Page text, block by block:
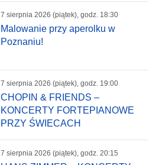
7 sierpnia 2026 (piątek), godz. 18:30
Malowanie przy aperolku w
Poznaniu!
7 sierpnia 2026 (piątek), godz. 19:00
CHOPIN & FRIENDS –
KONCERTY FORTEPIANOWE
PRZY ŚWIECACH
7 sierpnia 2026 (piątek), godz. 20:15